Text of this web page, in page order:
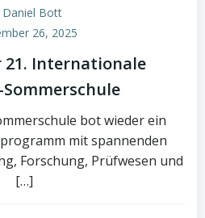
Daniel Bott
26, 2025
21. Internationale
Sommerschule
bot wieder ein
mit spannenden
Forschung, Prüfwesen und
[…]